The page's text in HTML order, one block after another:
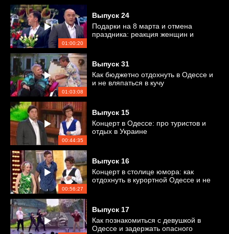
01:00:20
Выпуск 24
Подарки на 8 марта и отмена
праздника: реакция женщин и
01:03:08
Выпуск 31
Как бюджетно отдохнуть в Одессе и
и не вляпаться в кучу
00:44:35
Выпуск 15
Концерт в Одессе: про туристов и
отдых в Украине
00:56:27
Выпуск 16
Концерт в столице юмора: как
отдохнуть в курортной Одессе и не
Выпуск 17
Как познакомиться с девушкой в
Одессе и задержать опасного